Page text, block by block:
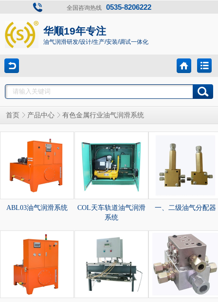
全国咨询热线 0535-8206222
华顺19年专注
油气润滑研发/设计/生产/安装/调试一体化
首页 产品中心 有色金属行业油气润滑系统
ABL03油气润滑系统
COL天车轨道油气润滑
系统
一、二级油气分配器